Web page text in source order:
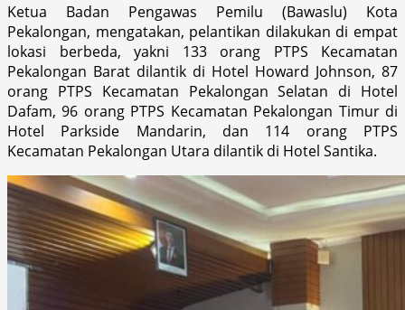
Ketua Badan Pengawas Pemilu (Bawaslu) Kota
Pekalongan, mengatakan, pelantikan dilakukan di empat
lokasi berbeda, yakni 133 orang PTPS Kecamatan
Pekalongan Barat dilantik di Hotel Howard Johnson, 87
orang PTPS Kecamatan Pekalongan Selatan di Hotel
Dafam, 96 orang PTPS Kecamatan Pekalongan Timur di
Hotel Parkside Mandarin, dan 114 orang PTPS
Kecamatan Pekalongan Utara dilantik di Hotel Santika.